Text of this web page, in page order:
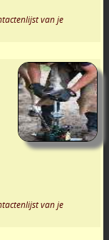
van je
van je